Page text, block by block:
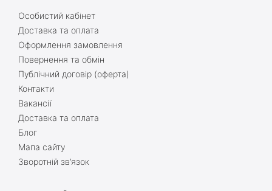
Особистий кабінет
Доставка та оплата
Оформлення замовлення
Повернення та обмін
Публічний договір (оферта)
Контакти
Вакансії
Доставка та оплата
Блог
Мапа сайту
Зворотній зв’язок